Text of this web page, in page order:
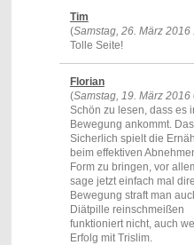
Tim
(Samstag, 26. März 2016
Tolle Seite!
Florian
(Samstag, 19. März 2016
Schön zu lesen, dass es
Bewegung ankommt.
Sicherlich spielt die
beim effektiven
Form zu bringen, vor
sage jetzt einfach mal
Bewegung straft man
Diätpille reinschmeißen
funktioniert nicht, auch
Erfolg mit Trislim.